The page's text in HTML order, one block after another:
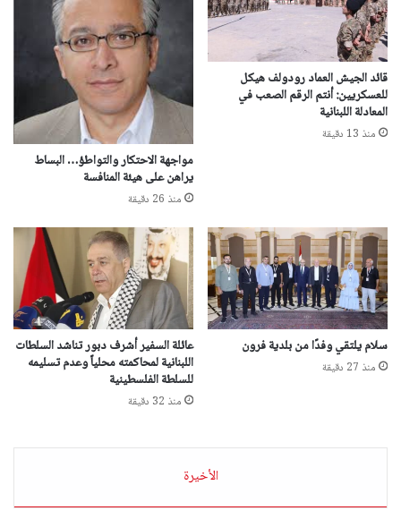
‏قائد الجيش العماد رودولف هيكل
للعسكريين: أنتم الرقم الصعب في
المعادلة اللبنانية
منذ 13 دقيقة
مواجهة الاحتكار والتواطؤ… البساط
يراهن على هيئة المنافسة
منذ 26 دقيقة
سلام يلتقي وفدًا من بلدية فرون
منذ 27 دقيقة
عائلة السفير أشرف دبور تناشد السلطات
اللبنانية لمحاكمته محلياً وعدم تسليمه
للسلطة الفلسطينية
منذ 32 دقيقة
الأخيرة